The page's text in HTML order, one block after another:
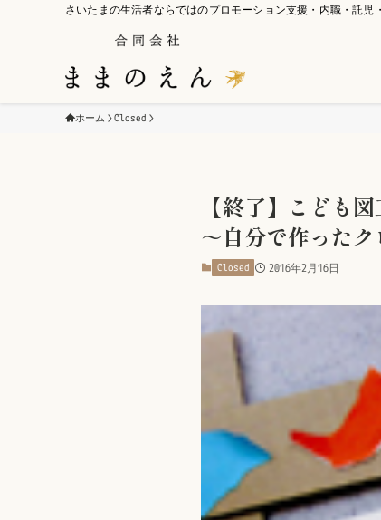
さいたまの生活者ならではのプロモーション支援・内職・託児
ホーム Closed
【終了】こども
～自分で作った
Closed 2016年2月16日